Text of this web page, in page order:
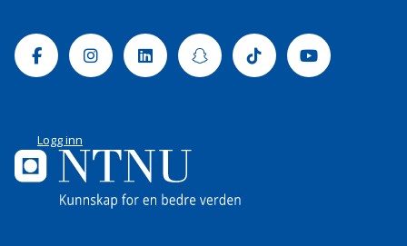
FacebookInstagramLinkedinSnapchatTiktok Youtube
Logg inn